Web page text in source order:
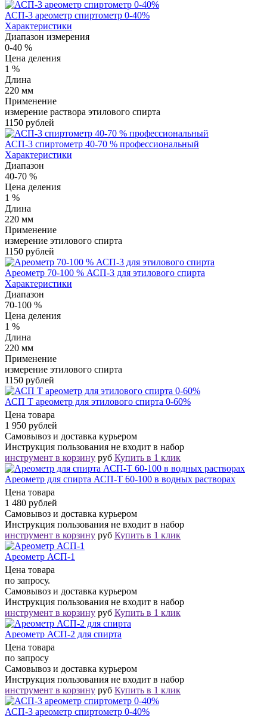
АСП-3 ареометр спиртометр 0-40%
Характеристики
Диапазон измерения
0-40 %
Цена деления
1 %
Длина
220 мм
Применение
измерение раствора этилового спирта
1150 рублей
АСП-3 спиртометр 40-70 % профессиональный
Характеристики
Диапазон
40-70 %
Цена деления
1 %
Длина
220 мм
Применение
измерение этилового спирта
1150 рублей
Ареометр 70-100 % АСП-3 для этилового спирта
Характеристики
Диапазон
70-100 %
Цена деления
1 %
Длина
220 мм
Применение
измерение этилового спирта
1150 рублей
АСП Т ареометр для этилового спирта 0-60%
Цена товара
1 950 рублей
Самовывоз и доставка курьером
Инструкция пользования не входит в набор
инструмент в корзину руб Купить в 1 клик
Ареометр для спирта АСП-Т 60-100 в водных растворах
Цена товара
1 480 рублей
Самовывоз и доставка курьером
Инструкция пользования не входит в набор
инструмент в корзину руб Купить в 1 клик
Ареометр АСП-1
Цена товара
по запросу.
Самовывоз и доставка курьером
Инструкция пользования не входит в набор
инструмент в корзину руб Купить в 1 клик
Ареометр АСП-2 для спирта
Цена товара
по запросу
Самовывоз и доставка курьером
Инструкция пользования не входит в набор
инструмент в корзину руб Купить в 1 клик
АСП-3 ареометр спиртометр 0-40%